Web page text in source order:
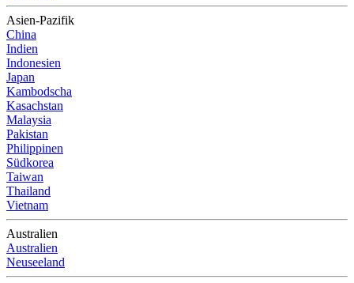
Asien-Pazifik
China
Indien
Indonesien
Japan
Kambodscha
Kasachstan
Malaysia
Pakistan
Philippinen
Südkorea
Taiwan
Thailand
Vietnam
Australien
Australien
Neuseeland